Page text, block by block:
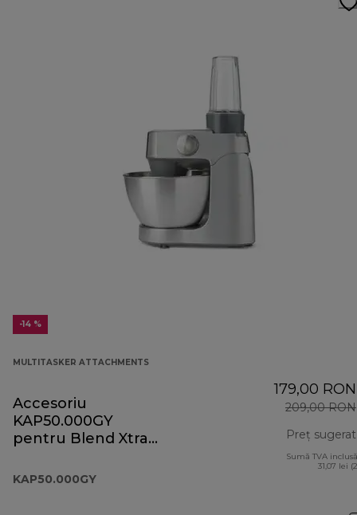
-14 %
MULTITASKER ATTACHMENTS
Accesoriu
KAP50.000GY
pentru Blend Xtract
KAP50.000GY
179,00 RON
209,00 RON
Preț sugerat
Sumă TVA
31,07 lei